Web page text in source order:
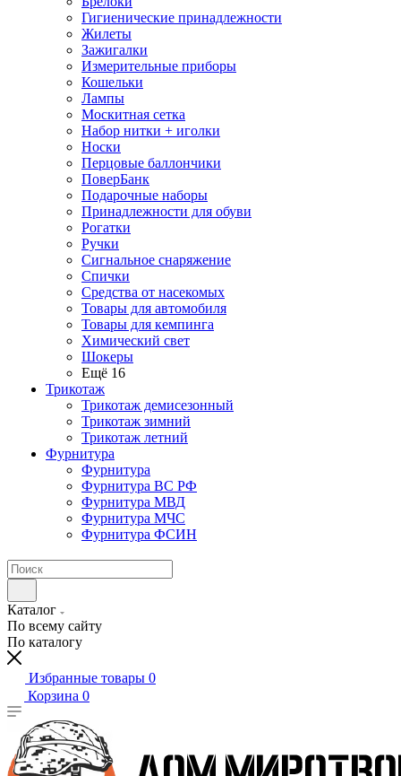
Гигиенические принадлежности
Жилеты
Зажигалки
Измерительные приборы
Кошельки
Лампы
Москитная сетка
Набор нитки + иголки
Носки
Перцовые баллончики
ПоверБанк
Подарочные наборы
Принадлежности для обуви
Рогатки
Ручки
Сигнальное снаряжение
Спички
Средства от насекомых
Товары для автомобиля
Товары для кемпинга
Химический свет
Шокеры
Ещё 16
Трикотаж
Трикотаж демисезонный
Трикотаж зимний
Трикотаж летний
Фурнитура
Фурнитура
Фурнитура ВС РФ
Фурнитура МВД
Фурнитура МЧС
Фурнитура ФСИН
Каталог
По всему сайту
По каталогу
Избранные товары 0
Корзина 0